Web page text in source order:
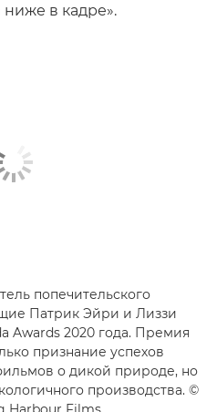
в кадре».
попечительского
Патрик Эйри и Лиззи
Awards 2020 года. Премия
признание успехов
о дикой природе, но
производства. ©